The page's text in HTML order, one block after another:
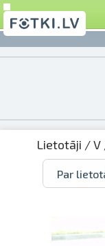
Lietotāji /V
Par